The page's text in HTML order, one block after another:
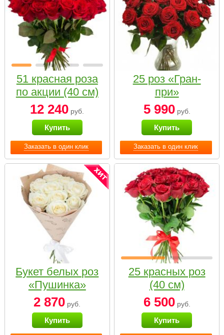
Заказать в один клик
51 красная роза
по акции (40 см)
12 240 руб.
Купить
Заказать в один клик
25 роз «Гран-
при»
5 990руб.
Купить
Букет белых роз
«Пушинка»
2 870 руб.
Купить
25 красных роз
(40 см)
6 500руб.
Купить